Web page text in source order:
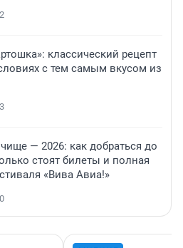
классический рецепт
с тем самым вкусом из
— 2026: как добраться до
стоят билеты и полная
«Вива Авиа!»